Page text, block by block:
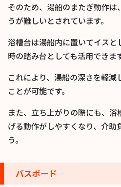
そのため、湯船のまたぎ動作
うが難しいとされています。
浴槽台は湯船内に置いてイス
時の踏み台としても活用できま
これにより、湯船の深さを軽減
ことが可能です。
また、立ち上がりの際にも、
げる動作がしやすくなり、介助
う。
バスボード